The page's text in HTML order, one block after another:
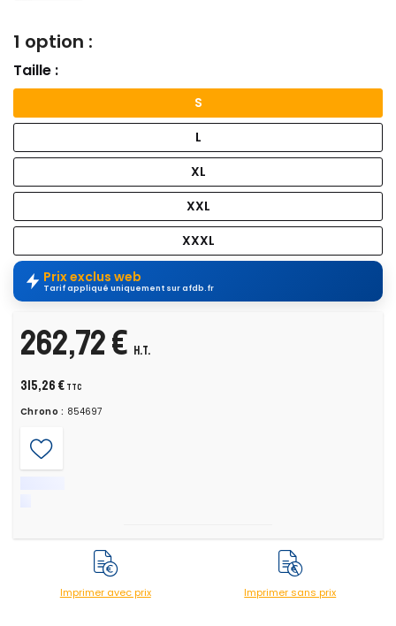
1 option :
Taille :
S
L
XL
XXL
XXXL
Prix exclus web
Tarif appliqué uniquement sur afdb.fr
262,72 € H.T.
315,26 € TTC
Chrono : 854697
Imprimer avec prix Imprimer sans prix